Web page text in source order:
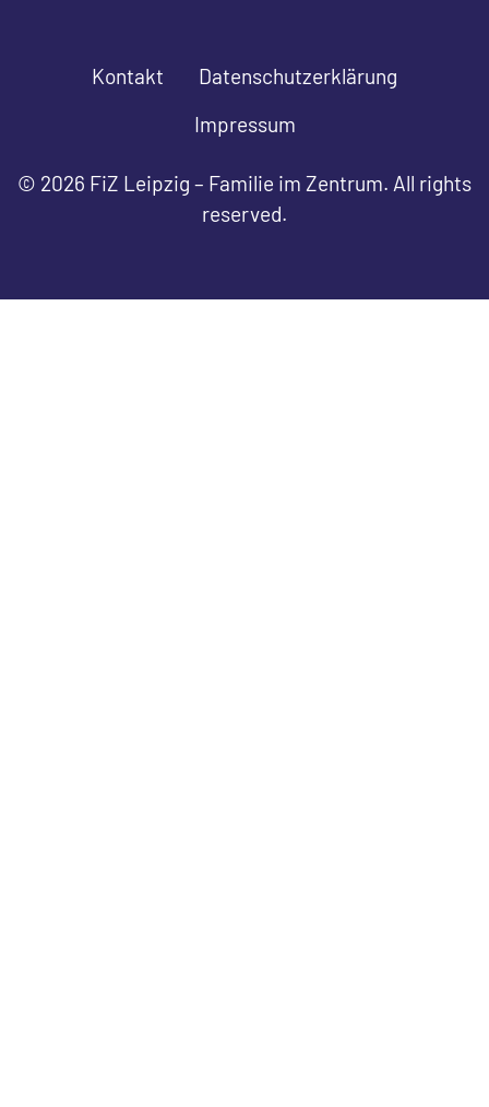
Kontakt
Datenschutzerklärung
Impressum
© 2026 FiZ Leipzig – Familie im Zentrum. All rights
reserved.